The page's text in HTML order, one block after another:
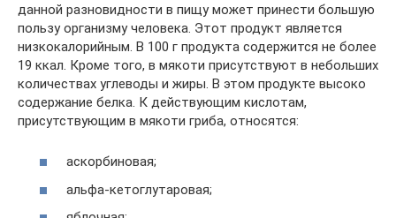
данной разновидности в пищу может принести большую
пользу организму человека. Этот продукт является
низкокалорийным. В 100 г продукта содержится не более
19 ккал. Кроме того, в мякоти присутствуют в небольших
количествах углеводы и жиры. В этом продукте высоко
содержание белка. К действующим кислотам,
присутствующим в мякоти гриба, относятся:
аскорбиновая;
альфа-кетоглутаровая;